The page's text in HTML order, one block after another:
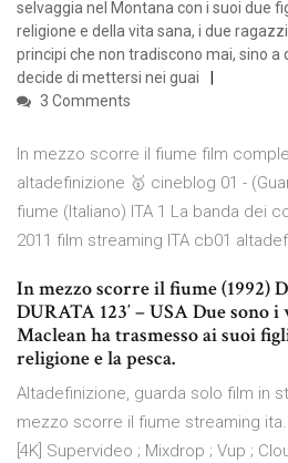
selvaggia nel Montana con i suoi due
religione e della vita sana, i due
principi che non tradiscono mai, sino a
decide di mettersi nei guai
3 Comments
In mezzo scorre il fiume film
altadefinizione 🥇 cineblog 01 -
fiume (Italiano) ITA 1 La banda dei
2011 film streaming ITA cb01
In mezzo scorre il fiume (1992)
DURATA 123′ – USA Due sono
Maclean ha trasmesso ai suoi
religione e la pesca.
Altadefinizione, guarda solo film in
mezzo scorre il fiume streaming ita.
[4K] Supervideo ; Mixdrop ; Vup ;